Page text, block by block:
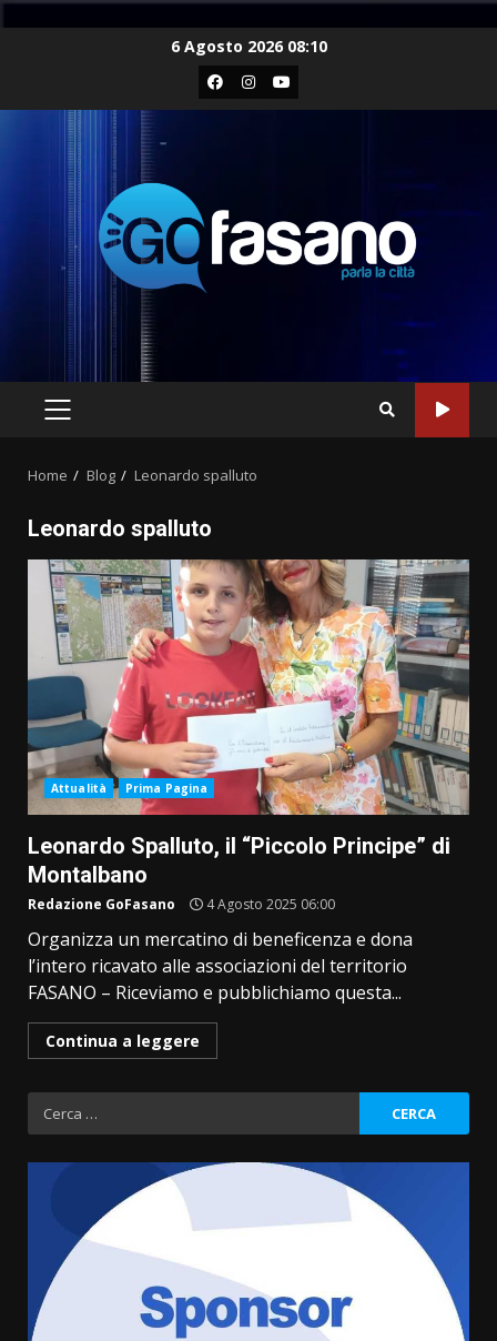
6 Agosto 2026 08:10
Facebook
Instagram
Youtube
PRIMARY
Home Blog Leonardo spalluto
Leonardo spalluto
Attualità Prima Pagina
Leonardo Spalluto, il “Piccolo Principe” di
Montalbano
Redazione GoFasano 4 Agosto 2025 06:00
Organizza un mercatino di beneficenza e dona
l’intero ricavato alle associazioni del territorio
FASANO – Riceviamo e pubblichiamo questa...
Continua a leggere
Ricerca
per: